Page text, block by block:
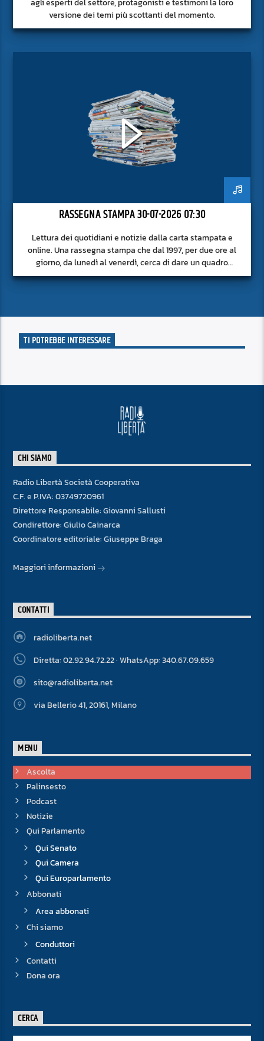
versione dei temi più scottanti del momento.
RASSEGNA STAMPA 30-07-2026 07:30
Lettura dei quotidiani e notizie dalla carta stampata e
online. Una rassegna stampa che dal 1997, per due ore al
giorno, da lunedì al venerdì, cerca di dare un quadro
approfondito delle notizie del giorno, senza fermarsi alla
TI POTREBBE INTERESSARE
CHI SIAMO
Radio Libertà Società Cooperativa
C.F. e P.IVA: 03749720961
Direttore Responsabile: Giovanni Sallusti
Condirettore: Giulio Cainarca
Coordinatore editoriale: Giuseppe Braga
Maggiori informazioni
CONTATTI
radioliberta.net
Diretta: 02.92.94.72.22 · WhatsApp: 340.67.09.659
sito@radioliberta.net
via Bellerio 41, 20161, Milano
MENU
Ascolta
Palinsesto
Podcast
Notizie
Qui Parlamento
Qui Senato
Qui Camera
Qui Europarlamento
Abbonati
Area abbonati
Chi siamo
Conduttori
Contatti
Dona ora
CERCA